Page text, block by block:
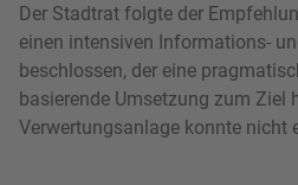
Der Stadtrat folgte der
einen intensiven Informations-
beschlossen, der eine
basierende Umsetzung zum Ziel
Verwertungsanlage konnte nicht